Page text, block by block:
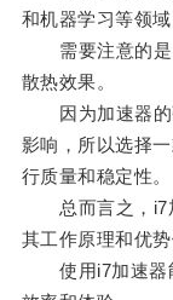
和机器学习等领域
需要注意的是
散热效果。
因为加速器的
影响，所以选择
行质量和稳定性。
总而言之，i7加
其工作原理和优
使用i7加速器能